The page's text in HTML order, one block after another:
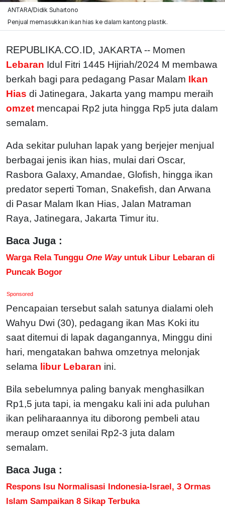
ANTARA/Didik Suhartono
Penjual memasukkan ikan hias ke dalam kantong plastik.
REPUBLIKA.CO.ID, JAKARTA -- Momen
Lebaran Idul Fitri 1445 Hijriah/2024 M membawa
berkah bagi para pedagang Pasar Malam Ikan
Hias di Jatinegara, Jakarta yang mampu meraih
omzet mencapai Rp2 juta hingga Rp5 juta dalam
semalam.
Ada sekitar puluhan lapak yang berjejer menjual
berbagai jenis ikan hias, mulai dari Oscar,
Rasbora Galaxy, Amandae, Glofish, hingga ikan
predator seperti Toman, Snakefish, dan Arwana
di Pasar Malam Ikan Hias, Jalan Matraman
Raya, Jatinegara, Jakarta Timur itu.
Baca Juga :
Warga Rela Tunggu One Way untuk Libur Lebaran di
Puncak Bogor
Sponsored
Pencapaian tersebut salah satunya dialami oleh
Wahyu Dwi (30), pedagang ikan Mas Koki itu
saat ditemui di lapak dagangannya, Minggu dini
hari, mengatakan bahwa omzetnya melonjak
selama libur Lebaran ini.
Bila sebelumnya paling banyak menghasilkan
Rp1,5 juta tapi, ia mengaku kali ini ada puluhan
ikan peliharaannya itu diborong pembeli atau
meraup omzet senilai Rp2-3 juta dalam
semalam.
Baca Juga :
Respons Isu Normalisasi Indonesia-Israel, 3 Ormas
Islam Sampaikan 8 Sikap Terbuka